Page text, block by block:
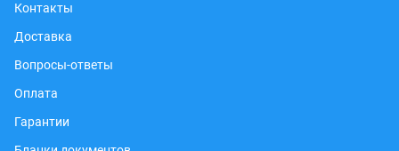
Контакты
Доставка
Вопросы-ответы
Оплата
Гарантии